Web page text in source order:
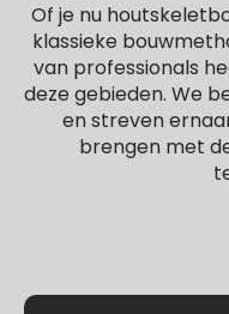
Of je nu
klassieke
van professionals
deze gebieden. We
en streven
brengen met